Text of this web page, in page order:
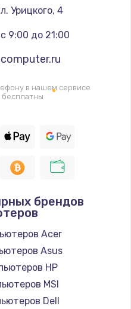
обеспечения
сохранения данных)
Flash
Урицкого, 4
9:00 до 21:00
в нашем сервисе
брендов
Acer
Asus
HP
MSI
Dell